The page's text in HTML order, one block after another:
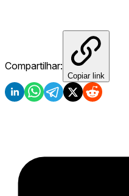
Compartilhar:
Copiar link